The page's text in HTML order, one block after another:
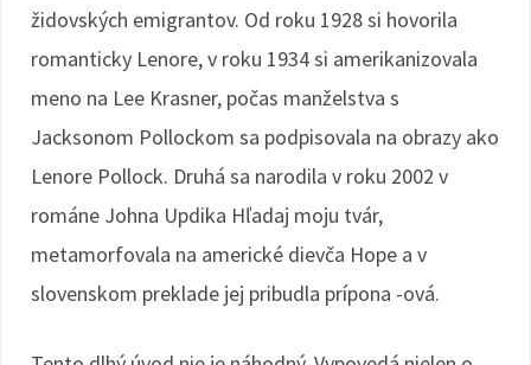
židovských emigrantov. Od roku 1928 si hovorila
romanticky Lenore, v roku 1934 si amerikanizovala
meno na Lee Krasner, počas manželstva s
Jacksonom Pollockom sa podpisovala na obrazy ako
Lenore Pollock. Druhá sa narodila v roku 2002 v
románe Johna Updika Hľadaj moju tvár,
metamorfovala na americké dievča Hope a v
slovenskom preklade jej pribudla prípona -ová.